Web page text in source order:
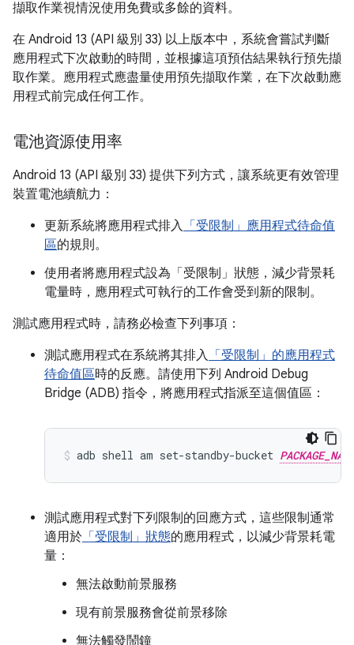
擷取作業視情況使用免費或多餘的資料。
在 Android 13 (API 級別 33) 以上版本中，系統會嘗試判斷
應用程式下次啟動的時間，並根據這項預估結果執行預先擷
取作業。應用程式應盡量使用預先擷取作業，在下次啟動應
用程式前完成任何工作。
電池資源使用率
Android 13 (API 級別 33) 提供下列方式，讓系統更有效管理
裝置電池續航力：
更新系統將應用程式排入 「受限制」應用程式待命值
區的規則。
使用者將應用程式設為「受限制」狀態，減少背景耗
電量時，應用程式可執行的工作會受到新的限制。
測試應用程式時，請務必檢查下列事項：
測試應用程式在系統將其排入 「受限制」的應用程式
待命值區時的反應。請使用下列 Android Debug
Bridge (ADB) 指令，將應用程式指派至這個值區：
adb shell am set-standby-bucket
測試應用程式對下列限制的回應方式，這些限制通常
適用於 「受限制」狀態的應用程式，以減少背景耗電
量：
無法啟動前景服務
現有前景服務會從前景移除
無法觸發鬧鐘